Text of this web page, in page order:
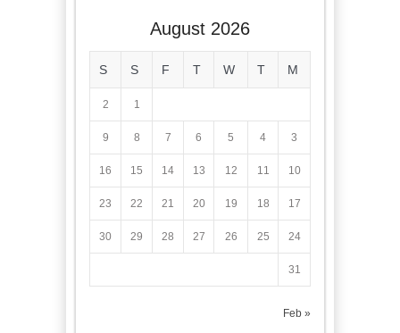
August 2026
M
T
W
T
F
S
S
1
2
3
4
5
6
7
8
9
10
11
12
13
14
15
16
17
18
19
20
21
22
23
24
25
26
27
28
29
30
31
« Feb